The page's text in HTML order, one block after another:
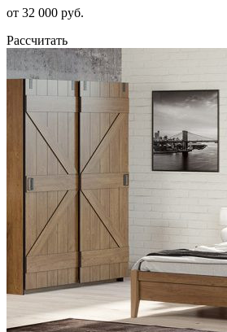
от 32 000 руб.
Рассчитать